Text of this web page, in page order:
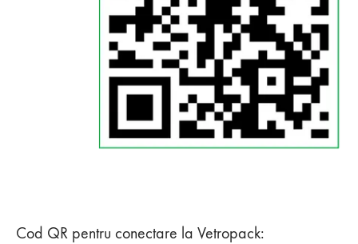
Cod QR pentru conectare la Vetropack: